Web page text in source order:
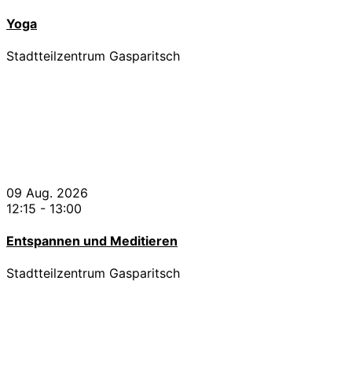
Yoga
Stadtteilzentrum Gasparitsch
09 Aug. 2026
12:15 - 13:00
Entspannen und Meditieren
Stadtteilzentrum Gasparitsch